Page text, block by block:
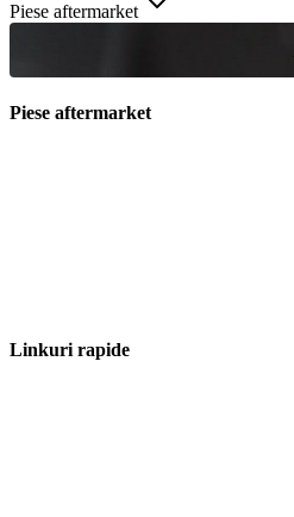
Piese aftermarket
Piese aftermarket
Linkuri rapide